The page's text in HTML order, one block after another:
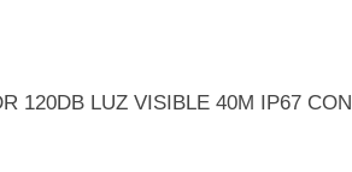
120DB LUZ VISIBLE 40M IP67 CON